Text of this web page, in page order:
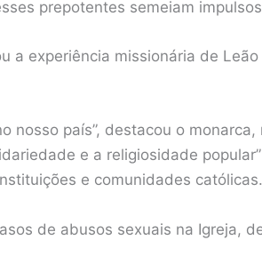
prepotentes semeiam
a experiência missionária de
nosso país”, destacou o
e a religiosidade
e comunidades católicas.
de abusos sexuais na Igreja,